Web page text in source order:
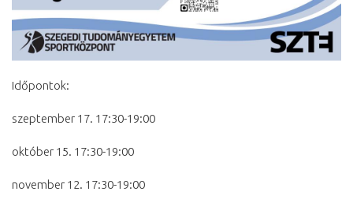
Időpontok:
szeptember 17. 17:30-19:00
október 15. 17:30-19:00
november 12. 17:30-19:00